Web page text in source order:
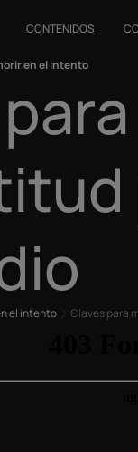
CONTENIDOS
en el intento
el intento Claves para